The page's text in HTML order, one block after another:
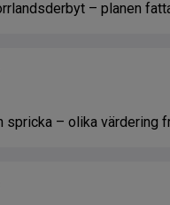
– planen
spricka – olika värdering